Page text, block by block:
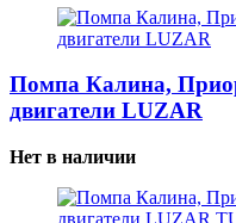
Помпа Калина,
двигатели LUZAR
Нет в наличии